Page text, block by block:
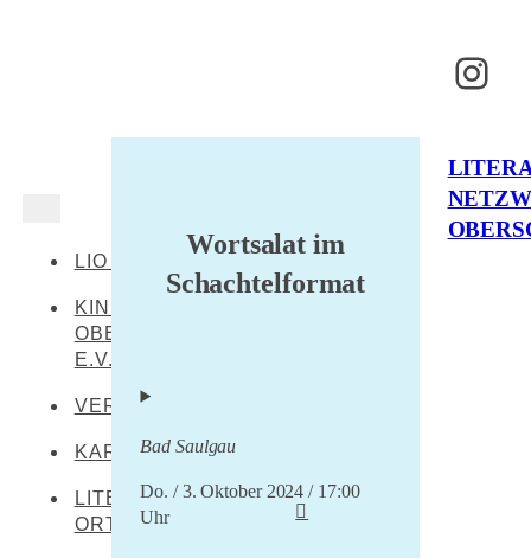
LIO AKTUELL
KINDERKULTUR
OBERSCHWABEN
E.V.
VERANSTALTUNGEN
KARTE
LITERARISCHE
ORTE
Wortsalat im
Schachtelformat
Bad Saulgau
Do. / 3. Oktober 2024 / 17:00
Uhr